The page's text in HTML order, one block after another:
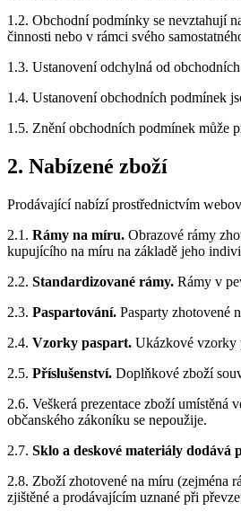
1.2. Obchodní podmínky se nevztahují
činnosti nebo v rámci svého
1.3. Ustanovení odchylná od
1.4. Ustanovení obchodních podmínek
1.5. Znění obchodních podmínek může
2. Nabízené zboží
Prodávající nabízí prostřednictvím
2.1. Rámy na míru. Obrazové rámy
kupujícího na míru na základě jeho
2.2. Standardizované rámy. Rámy v
2.3. Paspartování. Pasparty zhotovené
2.4. Vzorky paspart. Ukázkové vzorky
2.5. Příslušenství. Doplňkové zboží
2.6. Veškerá prezentace zboží
občanského zákoníku se nepoužije.
2.7. Sklo a deskové materiály
2.8. Zboží zhotovené na míru (zejména
zjištěné a prodávajícím uznané při